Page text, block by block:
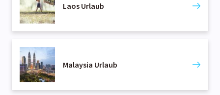
Laos Urlaub
Malaysia Urlaub